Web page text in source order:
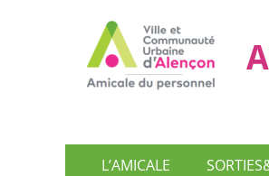
Menu
L’AMICALE